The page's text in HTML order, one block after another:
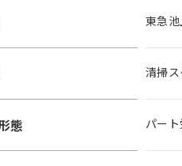
東急
清掃ス
態 パー